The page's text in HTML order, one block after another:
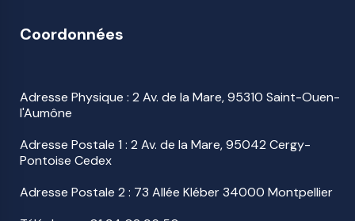
Coordonnées
Adresse Physique : 2 Av. de la Mare, 95310 Saint-Ouen-
l'Aumône
Adresse Postale 1 : 2 Av. de la Mare, 95042 Cergy-
Pontoise Cedex
Adresse Postale 2 : 73 Allée Kléber 34000 Montpellier